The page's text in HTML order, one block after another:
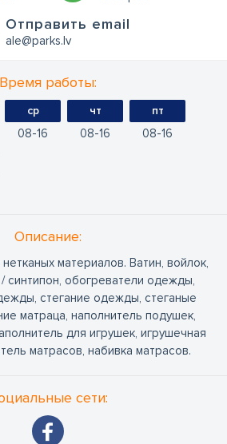
Oтправить email
ale@parks.lv
Время работы:
ср
08 16
чт
08 16
пт
08 16
Oписание:
материалов. Ватин, войлок,
синтипон, обогреватели одежды,
стегание одежды, стеганые
матраца, наполнитель подушек,
для игрушек, игрушечная
матрасов, набивка матрасов.
сети: